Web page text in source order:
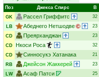
Поз Джекса Спирс В
GK
Рассел Гриффитс 32
LB
Абеднего Нетшодве 23
CD
Преярханджан 23
CD
Нкоси Роса 32
CD
Синносукэ Хатанака 21
RB
Джейсон Жаккерей 23
LW
Асаф Патси 25